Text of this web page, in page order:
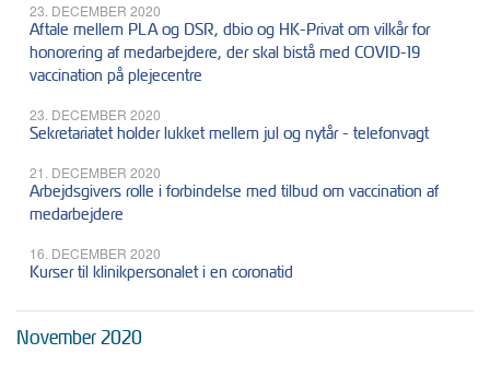
23. DECEMBER 2020
Aftale mellem PLA og DSR, dbio og HK-Privat om vilkår for
honorering af medarbejdere, der skal bistå med COVID-19
vaccination på plejecentre
23. DECEMBER 2020
Sekretariatet holder lukket mellem jul og nytår - telefonvagt
21. DECEMBER 2020
Arbejdsgivers rolle i forbindelse med tilbud om vaccination af
medarbejdere
16. DECEMBER 2020
Kurser til klinikpersonalet i en coronatid
November 2020